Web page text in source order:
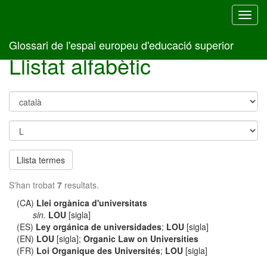
Glossari de l'espai europeu d'educació superior
Llistat alfabètic
Llista termes
S'han trobat 7 resultats.
(CA) Llei orgànica d'universitats
sin. LOU[sigla]
(ES) Ley orgánica de universidades; LOU [sigla]
(EN) LOU [sigla];Organic Law on Universities
(FR) Loi Organique des Universités; LOU [sigla]